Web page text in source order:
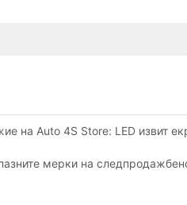
динамичен полет за вътрешен
на Auto 4S Store: LED извит
мерки на